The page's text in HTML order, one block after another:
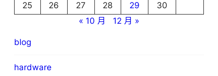
25
26 27 28 29
30
« 10 月
12 月 »
blog
hardware